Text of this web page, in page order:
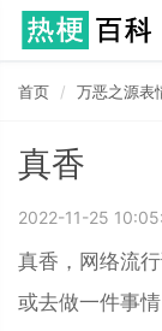
首页 万恶之源表
真香
2022-11-25
真香，网络流
或去做一件事